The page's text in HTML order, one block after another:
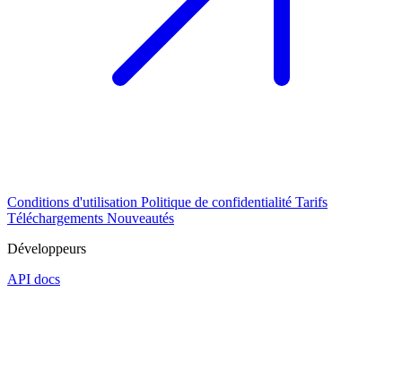
Conditions d'utilisation Politique de confidentialité Tarifs
Téléchargements Nouveautés
Développeurs
API docs